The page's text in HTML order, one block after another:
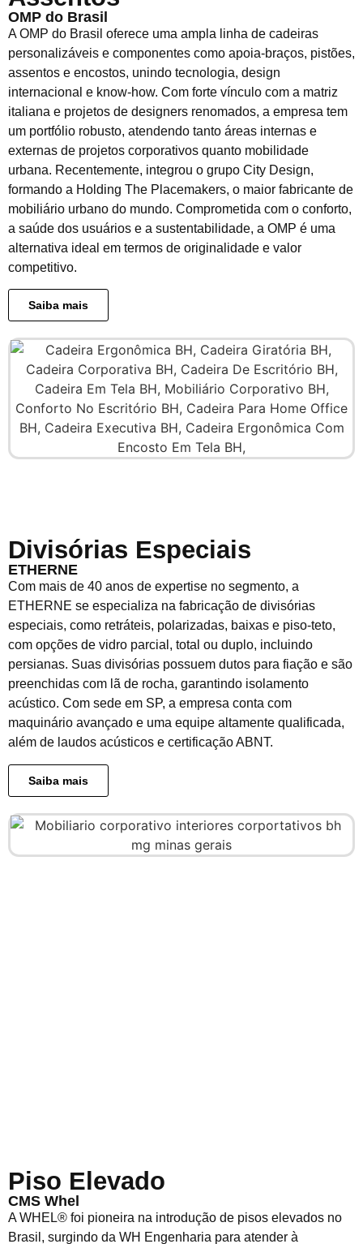
OMP do Brasil
A OMP do Brasil oferece uma ampla linha de cadeiras
personalizáveis e componentes como apoia-braços, pistões,
assentos e encostos, unindo tecnologia, design
internacional e know-how. Com forte vínculo com a matriz
italiana e projetos de designers renomados, a empresa tem
um portfólio robusto, atendendo tanto áreas internas e
externas de projetos corporativos quanto mobilidade
urbana. Recentemente, integrou o grupo City Design,
formando a Holding The Placemakers, o maior fabricante de
mobiliário urbano do mundo. Comprometida com o conforto,
a saúde dos usuários e a sustentabilidade, a OMP é uma
alternativa ideal em termos de originalidade e valor
competitivo.
Saiba mais
Divisórias Especiais
ETHERNE
Com mais de 40 anos de expertise no segmento, a
ETHERNE se especializa na fabricação de divisórias
especiais, como retráteis, polarizadas, baixas e piso-teto,
com opções de vidro parcial, total ou duplo, incluindo
persianas. Suas divisórias possuem dutos para fiação e são
preenchidas com lã de rocha, garantindo isolamento
acústico. Com sede em SP, a empresa conta com
maquinário avançado e uma equipe altamente qualificada,
além de laudos acústicos e certificação ABNT.
Saiba mais
Piso Elevado
CMS Whel
A WHEL® foi pioneira na introdução de pisos elevados no
Brasil, surgindo da WH Engenharia para atender à